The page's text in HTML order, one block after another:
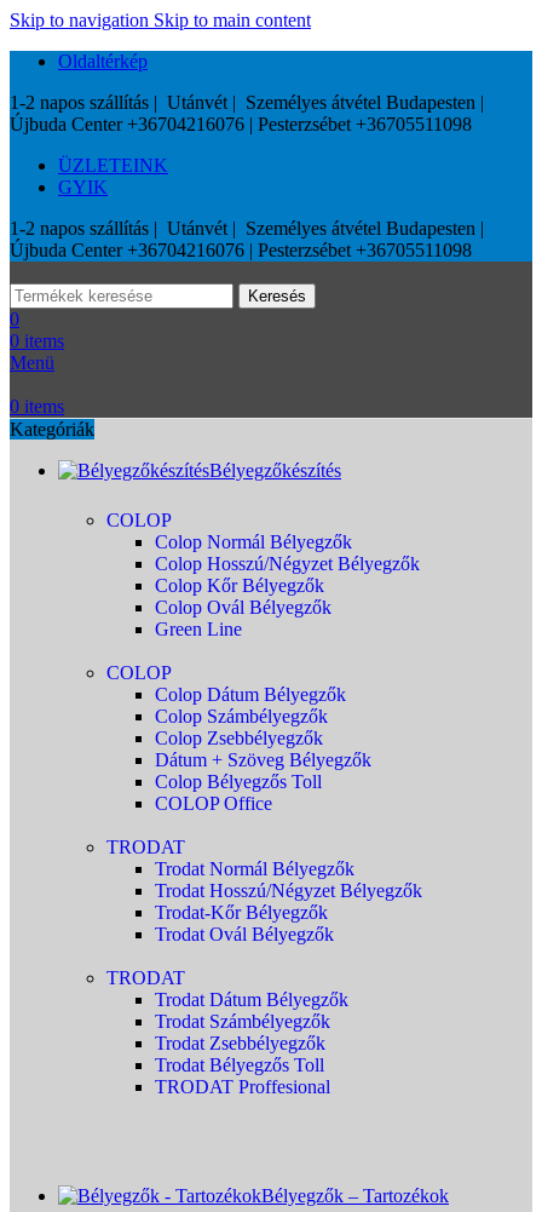
Skip to navigation Skip to main content
Oldaltérkép
1-2 napos szállítás | Utánvét | Személyes átvétel Budapesten |
Újbuda Center +36704216076 | Pesterzsébet +36705511098
ÜZLETEINK
GYIK
1-2 napos szállítás | Utánvét | Személyes átvétel Budapesten |
Újbuda Center +36704216076 | Pesterzsébet +36705511098
Keresés
0
0 items
Menü
0 items
Kategóriák
Bélyegzőkészítés
COLOP
Colop Normál Bélyegzők
Colop Hosszú/Négyzet Bélyegzők
Colop Kőr Bélyegzők
Colop Ovál Bélyegzők
Green Line
COLOP
Colop Dátum Bélyegzők
Colop Számbélyegzők
Colop Zsebbélyegzők
Dátum + Szöveg Bélyegzők
Colop Bélyegzős Toll
COLOP Office
TRODAT
Trodat Normál Bélyegzők
Trodat Hosszú/Négyzet Bélyegzők
Trodat-Kőr Bélyegzők
Trodat Ovál Bélyegzők
TRODAT
Trodat Dátum Bélyegzők
Trodat Számbélyegzők
Trodat Zsebbélyegzők
Trodat Bélyegzős Toll
TRODAT Proffesional
Bélyegzők – Tartozékok